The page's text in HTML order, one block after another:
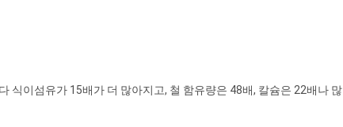
식이섬유가 15배가 더 많아지고, 철 함유량은 48배, 칼슘은 22배나 많